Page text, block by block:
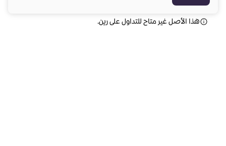
هذا الأصل غير متاح للتداول على رين.